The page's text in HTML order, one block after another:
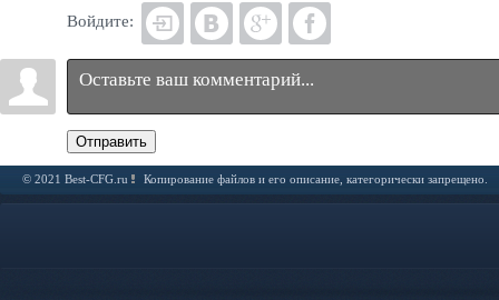
Войдите:
Отправить
© 2021 Best-CFG.ru Копирование файлов и его описание, категорически запрещено.